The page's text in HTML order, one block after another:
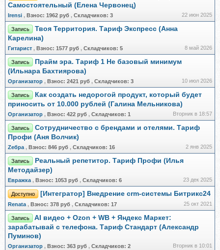
Самостоятельный (Елена Червонец)
Irensi , Взнос: 1962 руб , Складчиков: 3 22 июн 2025
Запись
Твоя Территория. Тариф Экспресс (Анна
Карелина)
Гитарист , Взнос: 1577 руб , Складчиков: 5 8 май 2026
Запись
Прайм эра. Тариф 1 Не базовый минимум
(Ильнара Бахтиярова)
Организатор , Взнос: 2421 руб , Складчиков: 3 10 июл 2026
Запись
Как создать недорогой продукт, который будет
приносить от 10.000 рублей (Галина Мельникова)
Организатор , Взнос: 422 руб , Складчиков: 1 Вторник в 18:57
Запись
Сотрудничество с брендами и отелями. Тариф
Профи (Аня Волчик)
Zебра , Взнос: 846 руб , Складчиков: 16 2 янв 2025
Запись
Реальный репетитор. Тариф Профи (Илья
Методайзер)
Евражкa , Взнос: 1053 руб , Складчиков: 6 23 дек 2025
Доступно [Интегратор] Внедрение crm-системы Битрикс24
Renata , Взнос: 378 руб , Складчиков: 17 25 окт 2021
Запись
AI видео + Ozon + WB + Яндекс Маркет:
зарабатывай с телефона. Тариф Стандарт (Александр
Пуминов)
Организатор , Взнос: 363 руб , Складчиков: 2 Вторник в 10:01